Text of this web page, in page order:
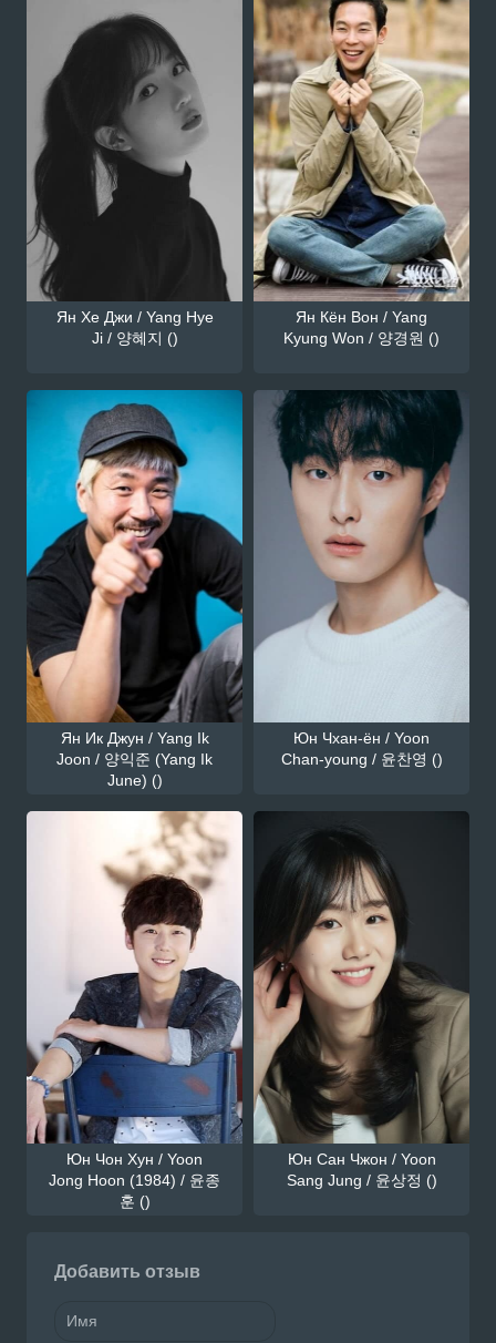
Ян Хе Джи / Yang Hye
Ji / 양혜지 ()
Ян Кён Вон / Yang
Kyung Won / 양경원 ()
Ян Ик Джун / Yang Ik
Joon / 양익준 (Yang Ik
June) ()
Юн Чхан-ён / Yoon
Chan-young / 윤찬영 ()
Юн Чон Хун / Yoon
Jong Hoon (1984) / 윤종
훈 ()
Юн Сан Чжон / Yoon
Sang Jung / 윤상정 ()
Добавить отзыв